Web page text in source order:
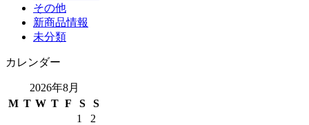
その他
新商品情報
未分類
カレンダー
2026年8月
M T W T F S
S
1
2